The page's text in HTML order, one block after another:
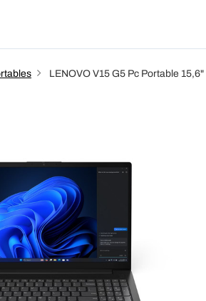
LENOVO V15 G5 Pc Portable 15,6"